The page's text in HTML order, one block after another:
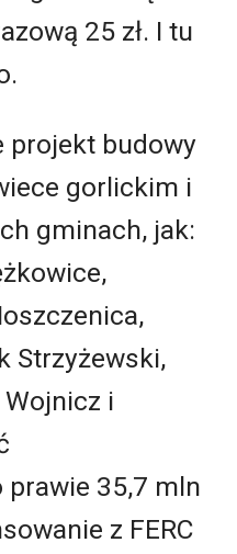
25 zł. I tu
projekt budowy
gorlickim i
gminach, jak:
Strzyżewski,
Wojnicz i
35,7 mln
z FERC